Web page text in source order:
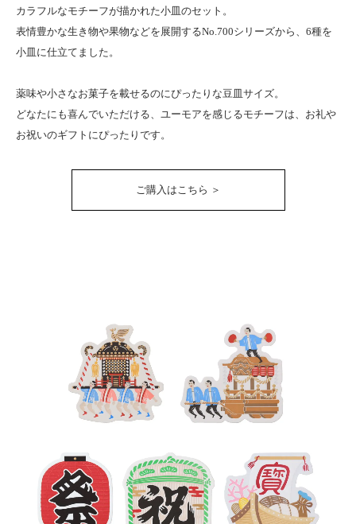
カラフルなモチーフが描かれた小皿のセット。
表情豊かな生き物や果物などを展開するNo.700シリーズから、6種を
小皿に仕立てました。
薬味や小さなお菓子を載せるのにぴったりな豆皿サイズ。
どなたにも喜んでいただける、ユーモアを感じるモチーフは、お礼や
お祝いのギフトにぴったりです。
ご購入はこちら ＞